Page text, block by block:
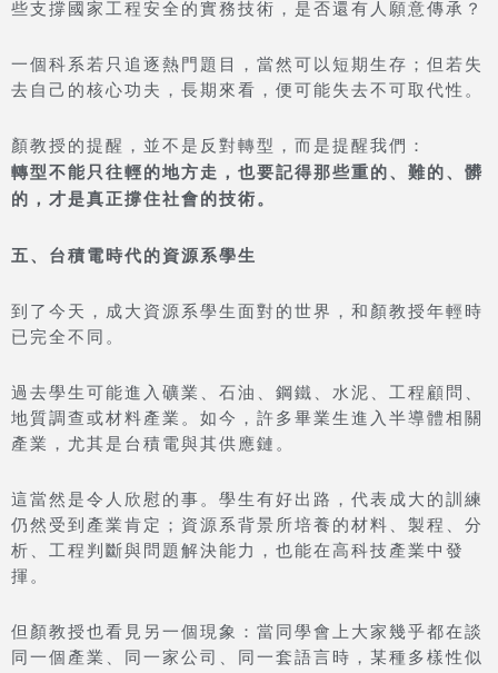
些支撐國家工程安全的實務技術，是否還有人願意傳承？
一個科系若只追逐熱門題目，當然可以短期生存；但若失
去自己的核心功夫，長期來看，便可能失去不可取代性。
顏教授的提醒，並不是反對轉型，而是提醒我們：
轉型不能只往輕的地方走，也要記得那些重的、難的、髒
的，才是真正撐住社會的技術。
五、台積電時代的資源系學生
到了今天，成大資源系學生面對的世界，和顏教授年輕時
已完全不同。
過去學生可能進入礦業、石油、鋼鐵、水泥、工程顧問、
地質調查或材料產業。如今，許多畢業生進入半導體相關
產業，尤其是台積電與其供應鏈。
這當然是令人欣慰的事。學生有好出路，代表成大的訓練
仍然受到產業肯定；資源系背景所培養的材料、製程、分
析、工程判斷與問題解決能力，也能在高科技產業中發
揮。
但顏教授也看見另一個現象：當同學會上大家幾乎都在談
同一個產業、同一家公司、同一套語言時，某種多樣性似